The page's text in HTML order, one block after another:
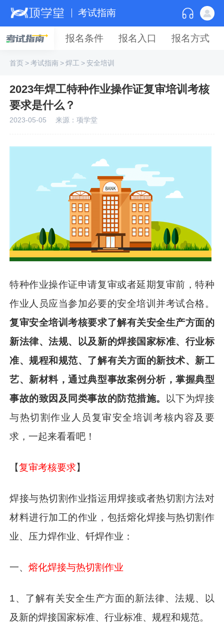
考试指南
报名条件 报名入口 报名方式
首页>考试指南>焊工 >安全培训
2023年焊工特种作业操作证复审培训考核
要求是什么？
2023-05-05 来源：项学堂
特种作业操作证申请复审或者延期复审前，特种
作业人员应当参加必要的安全培训并考试合格。
复审安全培训考核要求了解有关安全生产方面的
新法律、法规、以及新的焊接国家标准、行业标
准、规程和规范、了解有关方面的新技术、新工
艺、新材料，通过典型事故案例分析，掌握典型
事故的致因及同类事故的防范措施。 以下为焊接
与热切割作业人员复审安全培训考核内容及要
求，一起来看看吧！
【复审考核要求】
焊接与热切割作业指运用焊接或者热切割方法对
材料进行加工的作业，包括熔化焊接与热切割作
业、压力焊作业、钎焊作业：
一、熔化焊接与热切割作业
1、了解有关安全生产方面的新法律、法规、以
及新的焊接国家标准、行业标准、规程和规范。